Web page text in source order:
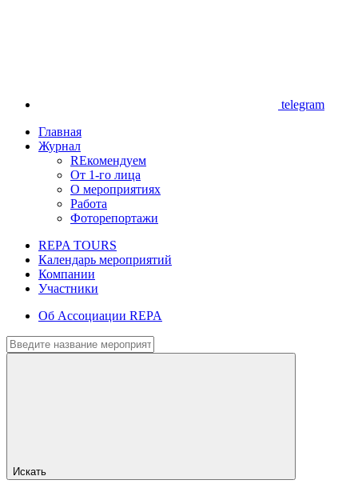
telegram
Главная
Журнал
REкомендуем
От 1-го лица
О мероприятиях
Работа
Фоторепортажи
REPA TOURS
Календарь мероприятий
Компании
Участники
Об Ассоциации REPA
Искать